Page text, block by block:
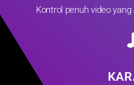
Kontrol penuh video